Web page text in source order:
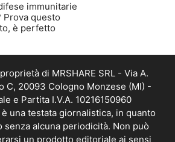
immunitarie
Prova questo
è perfetto
di MRSHARE SRL - Via A.
C, 20093 Cologno Monzese (MI) -
e Partita I.V.A. 10216150960
una testata giornalistica, in quanto
senza alcuna periodicità. Non può
un prodotto editoriale ai sensi